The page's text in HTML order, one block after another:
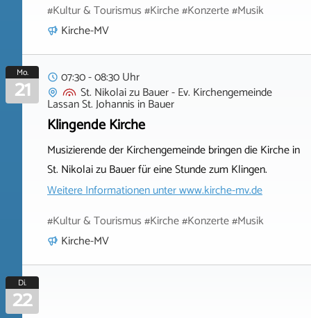
#Kultur & Tourismus #Kirche #Konzerte #Musik
Kirche-MV
Mo.
21
07:30 - 08:30 Uhr
St. Nikolai zu Bauer - Ev. Kirchengemeinde
Lassan St. Johannis inBauer
Klingende Kirche
Musizierende der Kirchengemeinde bringen die Kirche in
St. Nikolai zu Bauer für eine Stunde zum Klingen.
Weitere Informationen unterwww.kirche-mv.de
#Kultur & Tourismus #Kirche #Konzerte #Musik
Kirche-MV
Di.
22